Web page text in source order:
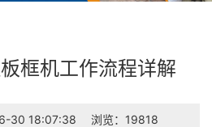
框机工作流程详解
30 18:07:38 浏览：19818